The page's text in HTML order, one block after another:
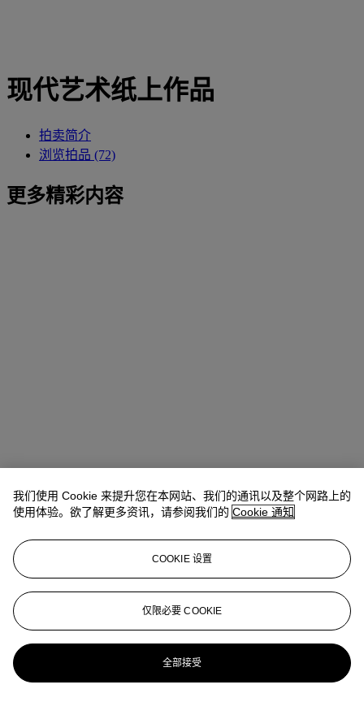
现代艺术纸上作品
拍卖简介
浏览拍品 (72)
更多精彩内容
我们使用 Cookie 来提升您在本网站、我们的通讯以及整个网路上的
使用体验。欲了解更多资讯，请参阅我们的 Cookie 通知
COOKIE 设置
仅限必要 COOKIE
全部接受